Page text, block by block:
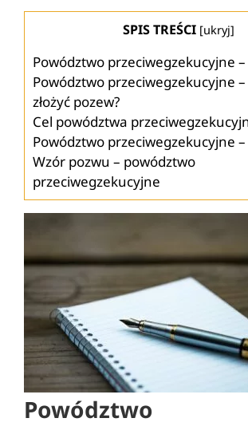
SPIS TREŚCI [ukryj]
Powództwo przeciwegzekucyjne
Powództwo przeciwegzekucyjne
złożyć pozew?
Cel powództwa
Powództwo przeciwegzekucyjne
Wzór pozwu – powództwo
przeciwegzekucyjne
Powództwo